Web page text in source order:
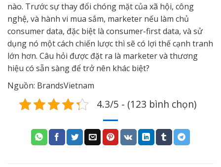
nào. Trước sự thay đổi chóng mặt của xã hội, công
nghệ, và hành vi mua sắm, marketer nếu làm chủ
consumer data, đặc biệt là consumer-first data, và sử
dụng nó một cách chiến lược thì sẽ có lợi thế cạnh tranh
lớn hơn. Câu hỏi được đặt ra là marketer và thương
hiệu có sẵn sàng để trở nên khác biệt?
Nguồn: BrandsVietnam
4.3/5 - (123 bình chọn)